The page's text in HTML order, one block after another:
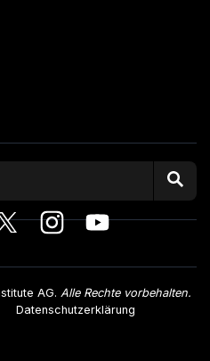
AG. Alle Rechte vorbehalten.
Datenschutzerklärung